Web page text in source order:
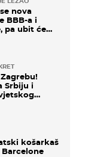
nova
BBB-a i
pa ubit će
Srbiju i
košarkaš